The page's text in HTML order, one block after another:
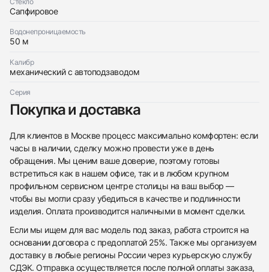
Сапфировое
Водонепроницаемость
50 м
Калибр
механический с автоподзаводом
Серия
Покупка и доставка
Для клиентов в Москве процесс максимально комфортен: если
часы в наличии, сделку можно провести уже в день
обращения. Мы ценим ваше доверие, поэтому готовы
встретиться как в нашем офисе, так и в любом крупном
профильном сервисном центре столицы на ваш выбор —
чтобы вы могли сразу убедиться в качестве и подлинности
изделия. Оплата производится наличными в момент сделки.
Если мы ищем для вас модель под заказ, работа строится на
основании договора с предоплатой 25%. Также мы организуем
доставку в любые регионы России через курьерскую службу
СДЭК. Отправка осуществляется после полной оплаты заказа,
Отправить заявку